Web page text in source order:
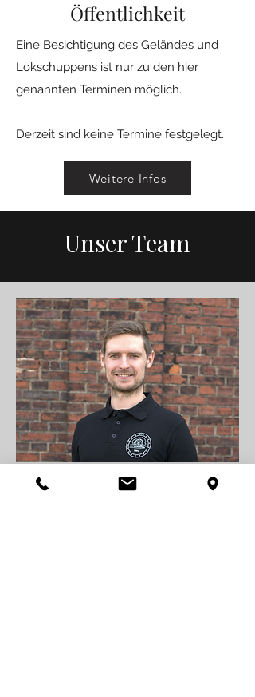
Öffentlichkeit
Eine Besichtigung des Geländes und
Lokschuppens ist nur zu den hier
genannten Terminen möglich. ​
Derzeit sind keine Termine festgelegt.
Weitere Infos
Unser Team
Vorstand und stellv. EBL